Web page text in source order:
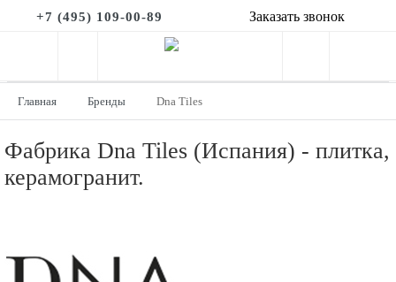
+7 (495) 109-00-89 Заказать звонок
Главная Бренды Dna Tiles
Фабрика Dna Tiles (Испания) - плитка,
керамогранит.